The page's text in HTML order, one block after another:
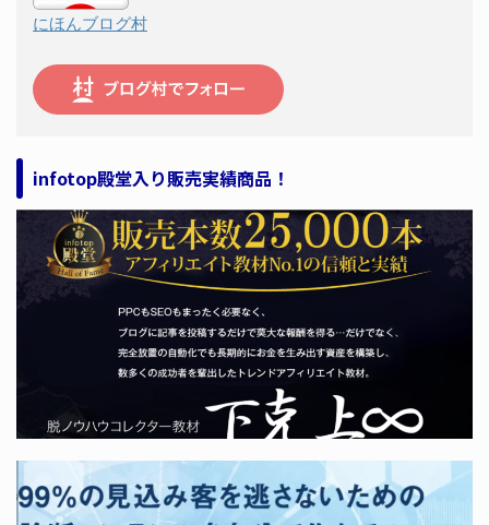
にほんブログ村
infotop殿堂入り販売実績商品！